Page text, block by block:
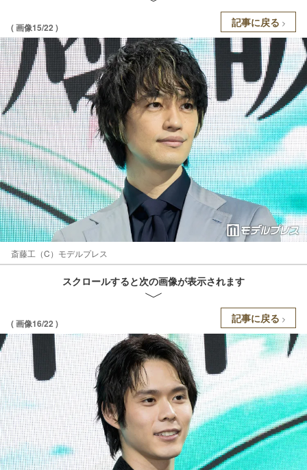
( 画像15/22 ) 記事に戻る
斎藤工（C）モデルプレス
スクロールすると次の画像が表示されます
( 画像16/22 ) 記事に戻る